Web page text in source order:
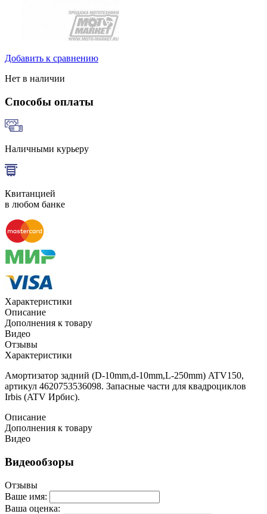
Добавить к сравнению
Нет в наличии
Способы оплаты
Наличными курьеру
Квитанцией
в любом банке
Характеристики
Описание
Дополнения к товару
Видео
Отзывы
Характеристики
Амортизатор задний (D-10mm,d-10mm,L-250mm) ATV150,
артикул 4620753536098. Запасные части для квадроциклов
Irbis (ATV Ирбис).
Описание
Дополнения к товару
Видео
Видеообзоры
Отзывы
Ваше имя:
Ваша оценка: